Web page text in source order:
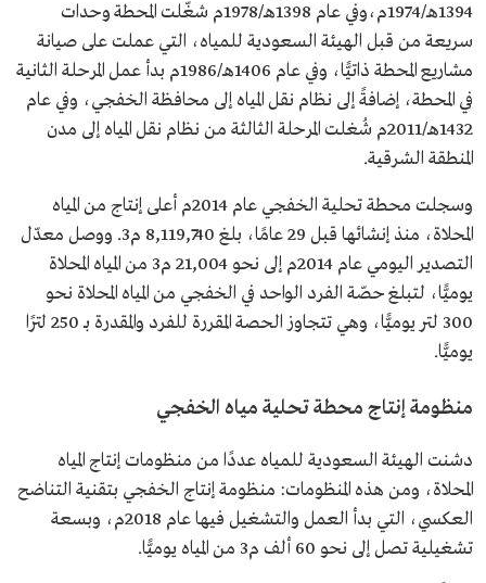
1394هـ/1974م،وفي عام 1398هـ/1978م شغّلت المحطة وحدات
سريعة من قبل الهيئة السعودية للمياه، التي عملت على صيانة
مشاريع المحطة ذاتيًّا، وفي عام 1406هـ/1986م بدأ عمل المرحلة الثانية
في المحطة، إضافةً إلى نظام نقل المياه إلى محافظة الخفجي، وفي عام
1432هـ/2011م شُغلت المرحلة الثالثة من نظام نقل المياه إلى مدن
المنطقة الشرقية.
وسجلت محطة تحلية الخفجي عام 2014م أعلى إنتاج من المياه
المحلاة، منذ إنشائها قبل 29 عامًا، بلغ 8,119,740 م3. ووصل معدّل
التصدير اليومي عام 2014م إلى نحو 21,004 م3 من المياه المحلاة
يوميًّا، لتبلغ حصّة الفرد الواحد في الخفجي من المياه المحلاة نحو
300 لتر يوميًّا، وهي تتجاوز الحصة المقررة للفرد والمقدرة بـ 250 لترًا
يوميًّا.
منظومة إنتاج محطة تحلية مياه الخفجي
دشنت الهيئة السعودية للمياه عددًا من منظومات إنتاج المياه
المحلاة، ومن هذه المنظومات: منظومة إنتاج الخفجي بتقنية التناضح
العكسي، التي بدأ العمل والتشغيل فيها عام 2018م، وبسعة
تشغيلية تصل إلى نحو 60 ألف م3 من المياه يوميًّا.